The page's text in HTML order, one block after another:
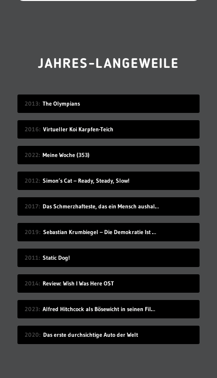
JAHRES-LANGEWEILE
2013 The Olympians
2016 Virtueller Koi Karpfen-Teich
2022 Meine Woche (353)
2012 Simon’s Cat – Ready, Steady, Slow!
2017 Das Schmerzhafteste, das ein Mensch aushalten kann
2019 Sebastian Krumbiegel – Die Demokratie Ist Weiblich
2011 Static Dog!
2014 Review: Wish I Was Here OST
2023 Alfred Hitchcock als Bösewicht in seinen Filmen
2020 Das erste durchsichtige Auto der Welt